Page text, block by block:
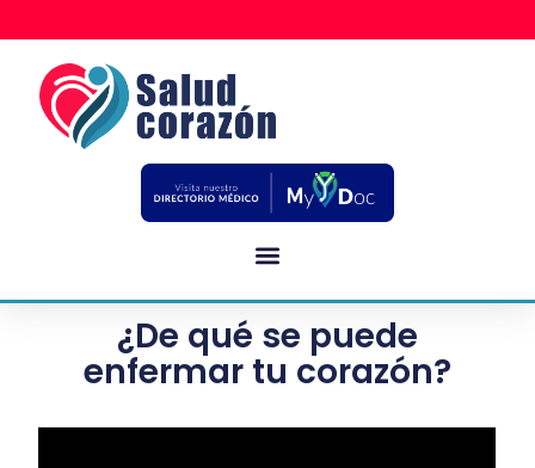
¿De qué se puede
enfermar tu corazón?